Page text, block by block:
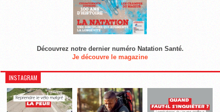
Découvrez notre dernier numéro Natation Santé.
Je découvre le magazine
INSTAGRAM